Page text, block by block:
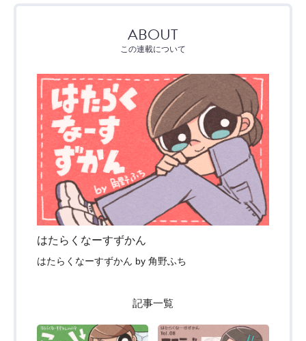
ABOUT
この連載について
はたらくなーすずかん
はたらくなーすずかん by 角野ふち
記事一覧